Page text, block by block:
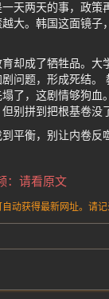
天两天的事，政策
大。韩国这面镜子
却成了牺牲品。大
问题，形成死结。
了，这剧情够狗血
别拼到把根基卷没
平衡，别让内卷反
：请看原文
动获得最新网址。请记